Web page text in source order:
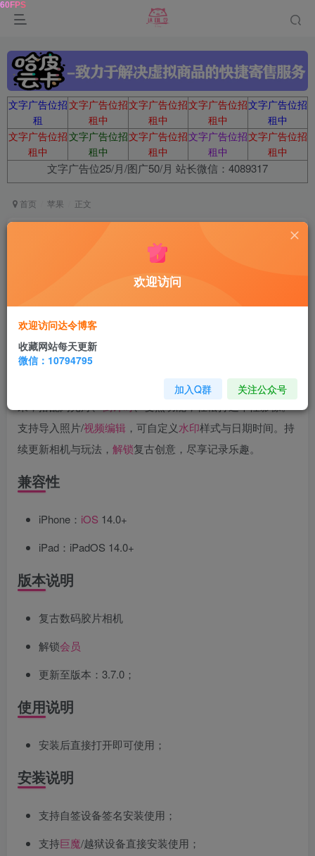
文字广告位招
租
文字广告位招
租中
文字广告位招
租中
文字广告位招
租中
文字广告位招
租中
文字广告位招
租中
文字广告位招
租中
文字广告位招
租中
文字广告位招
租中
文字广告位招
租中
文字广告位25/月/图广50/月 站长微信：4089317
首页 苹果 正文
LoFi Cam苹果版是模拟CCD质感的
T10、FUJI、F700等多款经典
调、蓝绿氛围等风格，适配扫街、人像、风光等场景。提供
创意拼图模板及曝光、晕影、色温、噪点、失焦等特色效
果，搭配闪光灯、倒计时、变焦功能，轻松打造个性影像。
支持导入照片/视频编辑 ，可自定义水印样式与日期时间。持
续更新相机与玩法， 解锁复古创意，尽享记录乐趣。
兼容性
iPhone： iOS 14.0+
iPad：iPadOS 14.0+
版本说明
复古数码胶片相机
解锁会员
更新至版本：3.7.0；
使用说明
安装后直接打开即可使用；
安装说明
支持自签设备签名安装使用；
支持巨魔/越狱设备直接安装使用；
欢迎访问
欢迎访问达令博客
收藏网站每天更新
微信：10794795
加入Q群 关注公众号